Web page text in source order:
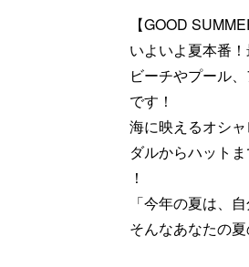
【GOOD
いよいよ夏本番
ビーチやプール
です！
海に映えるオシ
ダルからハット
！
「今年の夏は、
そんなあなたの